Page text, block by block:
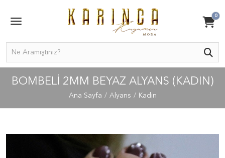
0
BOMBELI 2MM BEYAZ ALYANS (KADIN)
Ana Sayfa Alyans Kadın